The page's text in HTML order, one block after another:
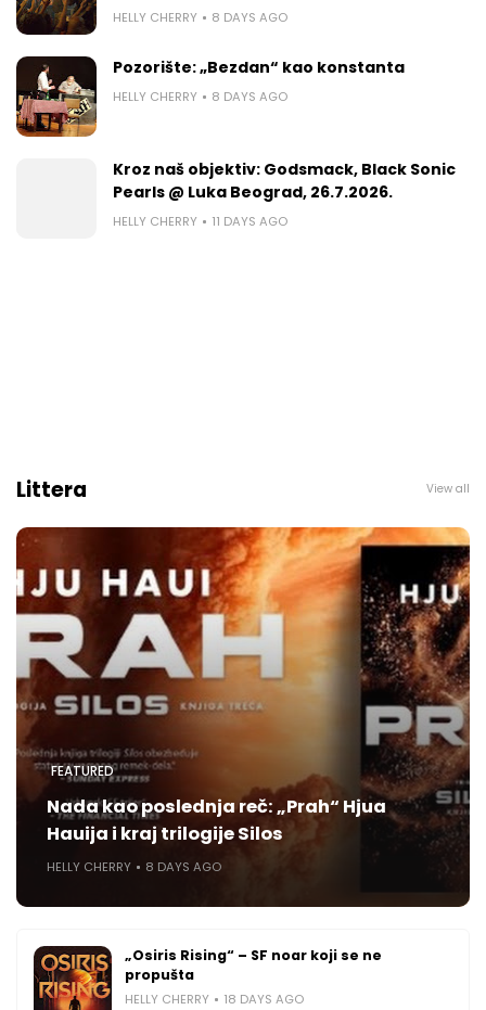
HELLY CHERRY 8 DAYS AGO
Pozorište: „Bezdan“ kao konstanta
HELLY CHERRY 8 DAYS AGO
Kroz naš objektiv: Godsmack, Black Sonic
Pearls @ Luka Beograd, 26.7.2026.
HELLY CHERRY 11 DAYS AGO
Littera View all
FEATURED
Nada kao poslednja reč: „Prah“ Hjua
Hauija i kraj trilogije Silos
HELLY CHERRY 8 DAYS AGO
„Osiris Rising“ – SF noar koji se ne
propušta
HELLY CHERRY 18 DAYS AGO